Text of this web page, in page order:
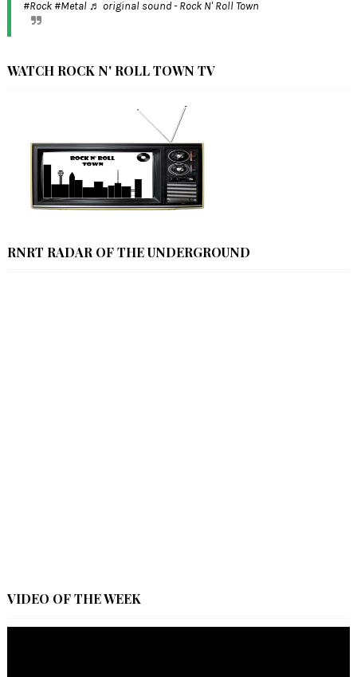
#Rock #Metal ♬ original sound - Rock N' Roll Town
WATCH ROCK N' ROLL TOWN TV
RNRT RADAR OF THE UNDERGROUND
VIDEO OF THE WEEK